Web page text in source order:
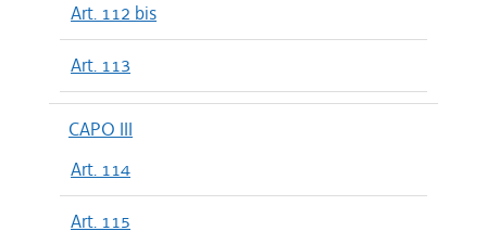
Art. 112 bis
Art. 113
CAPO III
Art. 114
Art. 115